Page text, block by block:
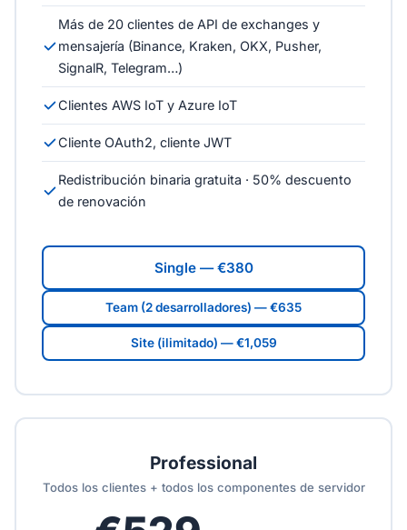
Más de 20 clientes de API de exchanges y
mensajería (Binance, Kraken, OKX, Pusher,
SignalR, Telegram…)
Clientes AWS IoT y Azure IoT
Cliente OAuth2, cliente JWT
Redistribución binaria gratuita · 50% descuento
de renovación
Single — €380
Team (2 desarrolladores) — €635
Site (ilimitado) — €1,059
Professional
Todos los clientes + todos los componentes de servidor